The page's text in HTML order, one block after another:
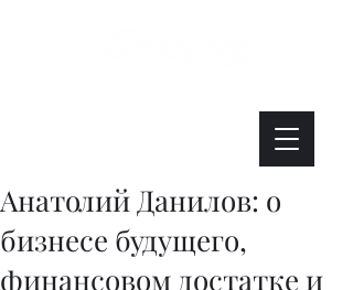
Анатолий Данилов: о
бизнесе будущего,
финансовом достатке и